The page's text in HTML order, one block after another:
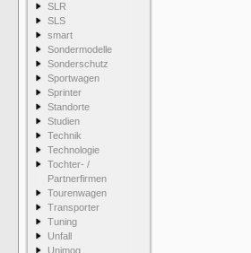
SLR
SLS
smart
Sondermodelle
Sonderschutz
Sportwagen
Sprinter
Standorte
Studien
Technik
Technologie
Tochter- /
Partnerfirmen
Tourenwagen
Transporter
Tuning
Unfall
Unimog